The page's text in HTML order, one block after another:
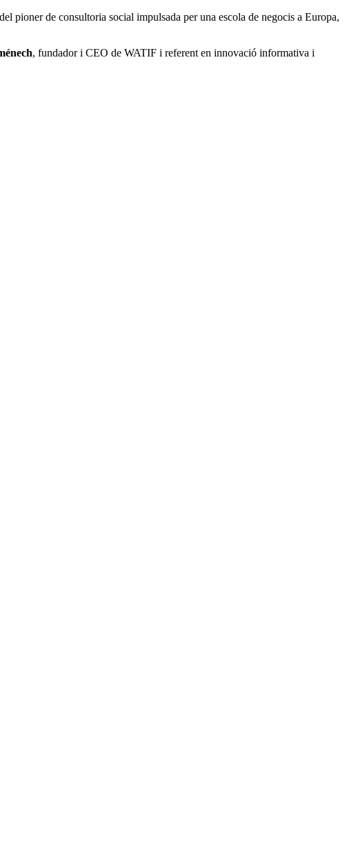
pioner de consultoria social impulsada per una escola de negocis a Europa,
, fundador i CEO de WATIF i referent en innovació informativa i